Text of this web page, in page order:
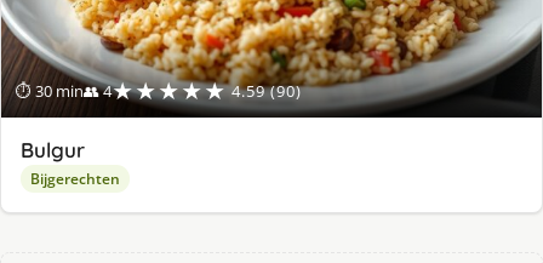
⏱ 30 min👥 4★★★★★ 4.59 (90)
Bulgur
Bijgerechten